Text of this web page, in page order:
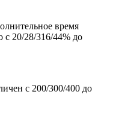
время
с 20/28/316/44% до
с 200/300/400 до